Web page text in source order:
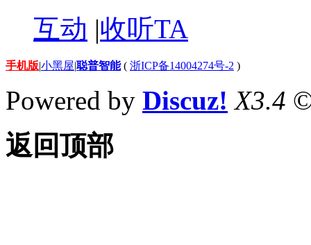
互动 |收听TA
手机版 小黑屋 聪普智能( 浙ICP备14004274号-2 )
Powered by Discuz! X3.4
返回顶部